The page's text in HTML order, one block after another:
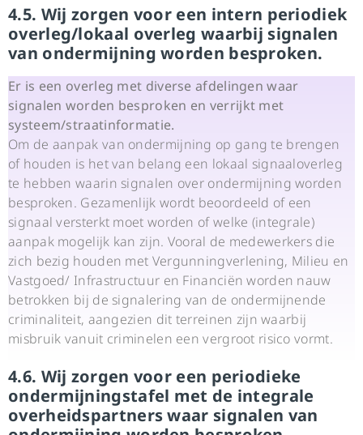
4.5. Wij zorgen voor een intern periodiek
overleg/lokaal overleg waarbij signalen
van ondermijning worden besproken.
Er is een overleg met diverse afdelingen waar
signalen worden besproken en verrijkt met
systeem/straatinformatie.
Om de aanpak van ondermijning op gang te brengen
of houden is het van belang een lokaal signaaloverleg
te hebben waarin signalen over ondermijning worden
besproken. Gezamenlijk wordt beoordeeld of een
signaal versterkt moet worden of welke (integrale)
aanpak mogelijk kan zijn. Vooral de medewerkers die
zich bezig houden met Vergunningverlening, Milieu en
Vastgoed/ Infrastructuur en Financiën worden nauw
betrokken bij de signalering van de ondermijnende
criminaliteit, aangezien dit terreinen zijn waarbij
misbruik vanuit criminelen een vergroot risico vormt.
4.6. Wij zorgen voor een periodieke
ondermijningstafel met de integrale
overheidspartners waar signalen van